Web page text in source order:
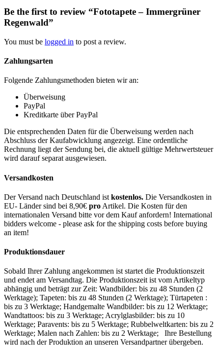
Be the first to review “Fototapete – Immergrüner
Regenwald”
You must be logged in to post a review.
Zahlungsarten
Folgende Zahlungsmethoden bieten wir an:
Überweisung
PayPal
Kreditkarte über PayPal
Die entsprechenden Daten für die Überweisung werden nach
Abschluss der Kaufabwicklung angezeigt. Eine ordentliche
Rechnung liegt der Sendung bei, die aktuell gültige Mehrwertsteuer
wird darauf separat ausgewiesen.
Versandkosten
Der Versand nach Deutschland ist kostenlos. Die Versandkosten in
EU- Länder sind bei 8,90€ pro Artikel. Die Kosten für den
internationalen Versand bitte vor dem Kauf anfordern! International
bidders welcome - please ask for the shipping costs before buying
an item!
Produktionsdauer
Sobald Ihrer Zahlung angekommen ist startet die Produktionszeit
und endet am Versandtag. Die Produktionszeit ist vom Artikeltyp
abhängig und beträgt zur Zeit: Wandbilder: bis zu 48 Stunden (2
Werktage); Tapeten: bis zu 48 Stunden (2 Werktage); Türtapeten :
bis zu 3 Werktage; Handgemalte Wandbilder: bis zu 12 Werktage;
Wandtattoos: bis zu 3 Werktage; Acrylglasbilder: bis zu 10
Werktage; Paravents: bis zu 5 Werktage; Rubbelweltkarten: bis zu 2
Werktage; Malen nach Zahlen: bis zu 2 Werktage; Ihre Bestellung
wird nach der Produktion an unseren Versandpartner übergeben.